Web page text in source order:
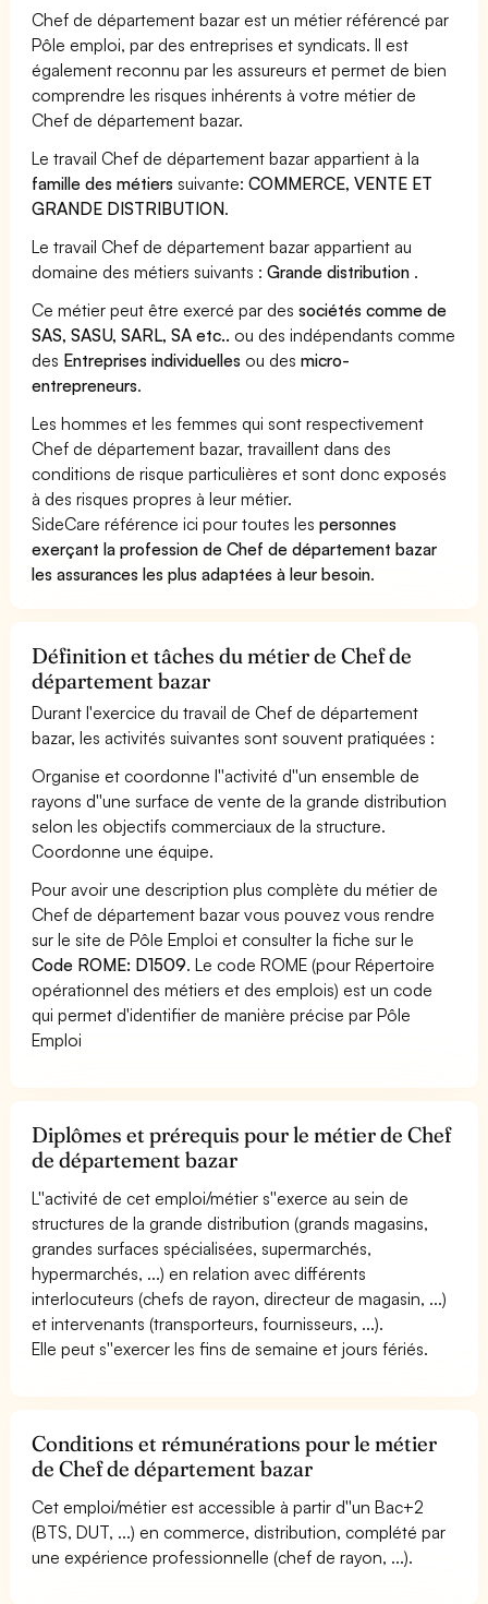
Chef de département bazar est un métier référencé par
Pôle emploi, par des entreprises et syndicats. Il est
également reconnu par les assureurs et permet de bien
comprendre les risques inhérents à votre métier de
Chef de département bazar.
Le travail Chef de département bazar appartient à la
famille des métiers suivante:COMMERCE, VENTE ET
GRANDE DISTRIBUTION.
Le travail Chef de département bazar appartient au
domaine des métiers suivants :Grande distribution .
Ce métier peut être exercé par dessociétés comme de
SAS, SASU, SARL, SA etc.. ou des indépendants comme
des Entreprises individuelles ou desmicro-
entrepreneurs.
Les hommes et les femmes qui sont respectivement
Chef de département bazar, travaillent dans des
conditions de risque particulières et sont donc exposés
à des risques propres à leur métier.
SideCare référence ici pour toutes lespersonnes
exerçant la profession de Chef de département bazar
les assurances les plus adaptées à leur besoin.
Définition et tâches du métier de Chef de
département bazar
Durant l'exercice du travail de Chef de département
bazar, les activités suivantes sont souvent pratiquées :
Organise et coordonne l''activité d''un ensemble de
rayons d''une surface de vente de la grande distribution
selon les objectifs commerciaux de la structure.
Coordonne une équipe.
Pour avoir une description plus complète du métier de
Chef de département bazar vous pouvez vous rendre
sur le site de Pôle Emploi et consulter la fiche sur le
Code ROME: D1509. Le code ROME (pour Répertoire
opérationnel des métiers et des emplois) est un code
qui permet d'identifier de manière précise par Pôle
Emploi
Diplômes et prérequis pour le métier de Chef
de département bazar
L''activité de cet emploi/métier s''exerce au sein de
structures de la grande distribution (grands magasins,
grandes surfaces spécialisées, supermarchés,
hypermarchés, ...) en relation avec différents
interlocuteurs (chefs de rayon, directeur de magasin, ...)
et intervenants (transporteurs, fournisseurs, ...).
Elle peut s''exercer les fins de semaine et jours fériés.
Conditions et rémunérations pour le métier
de Chef de département bazar
Cet emploi/métier est accessible à partir d''un Bac+2
(BTS, DUT, ...) en commerce, distribution, complété par
une expérience professionnelle (chef de rayon, ...).